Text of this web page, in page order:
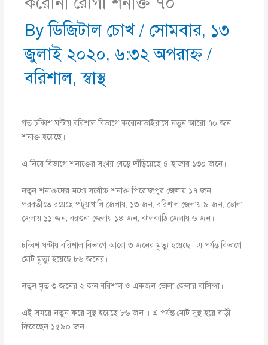
Byডিজিটাল চোখ/ সোমবার, ১৩
জুলাই ২০২০, ৬:৩২ অপরাহ্ণ/
বরিশাল,স্বাস্থ
গত চব্বিশ ঘন্টায় বরিশাল বিভাগে করোনাভাইরাসে নতুন আরো ৭০ জন
শনাক্ত হয়েছে।
এ নিয়ে বিভাগে শনাক্তের সংখ্যা বেড়ে দাঁড়িয়েছে ৪ হাজার ১৩০ জনে।
নতুন শনাক্তদের মধ্যে সর্বোচ্চ শনাক্ত পিরোজপুর জেলায় ১৭ জন।
পরবর্তীতে রয়েছে পটুয়াখালি জেলায়, ১৩ জন, বরিশাল জেলায় ৯ জন, ভোলা
জেলায় ১১ জন, বরগুনা জেলায় ১৪ জন, ঝালকাঠি জেলায় ৬ জন।
চব্বিশ ঘন্টায় বরিশাল বিভাগে আরো ৩ জনের মৃত্যু হয়েছে। এ পর্যন্ত বিভাগে
মোট মৃত্যু হয়েছে ৮৬ জনের।
নতুন মৃত ৩ জনের ২ জন বরিশাল ও একজন ভোলা জেলার বাসিন্দা।
এই সময়ে নতুন করে সুস্থ হয়েছে ৮৬ জন । এ পর্যন্ত মোট সুস্থ হয়ে বাড়ী
ফিরেছেন ১৫৯০ জন।